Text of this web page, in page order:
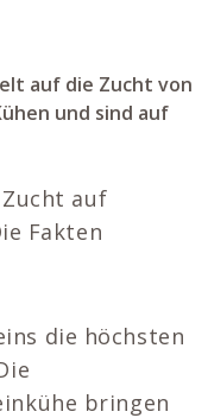
auf die Zucht von
und sind auf
auf
Fakten
die höchsten
bringen